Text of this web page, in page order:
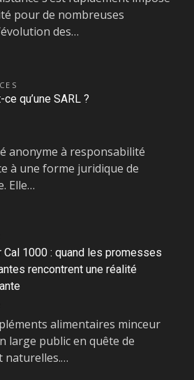
pour de nombreuses
des…
ce qu’une SARL ?
anonyme à responsabilité
à une forme juridique de
Elle…
Cal 1000 : quand les promesses
rencontrent une réalité
alimentaires minceur
large public en quête de
naturelles.…